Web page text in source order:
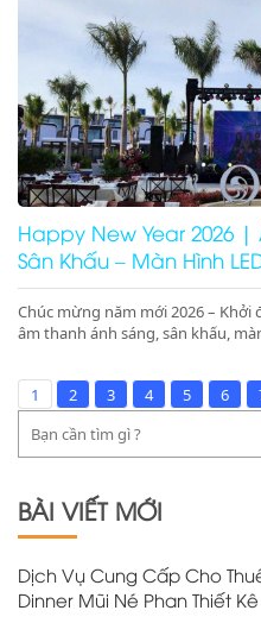
Happy New Year 2026 |
Sân Khấu – Màn Hình
Thuận – Ninh Thuận
Chúc mừng năm mới 2026 –
âm thanh ánh sáng, sân khấu,
resort, nhà hàng Mũi Né, Ninh
1
2 3 4 5 6
BÀI VIẾT MỚI
Dịch Vụ Cung Cấp Cho
Dinner Mũi Né Phan Thiết